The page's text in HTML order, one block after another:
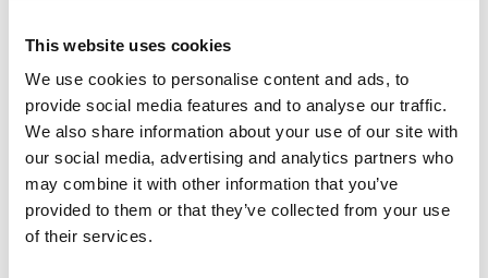
This website uses cookies
We use cookies to personalise content and ads, to
provide social media features and to analyse our traffic.
We also share information about your use of our site with
our social media, advertising and analytics partners who
may combine it with other information that you’ve
provided to them or that they’ve collected from your use
of their services.
Technical Tshirt ELITE ποσότητα
ΠΡΟΣΘΉΚΗ ΣΤΟ ΚΑΛΆΘΙ
Κωδικός προϊόντος: